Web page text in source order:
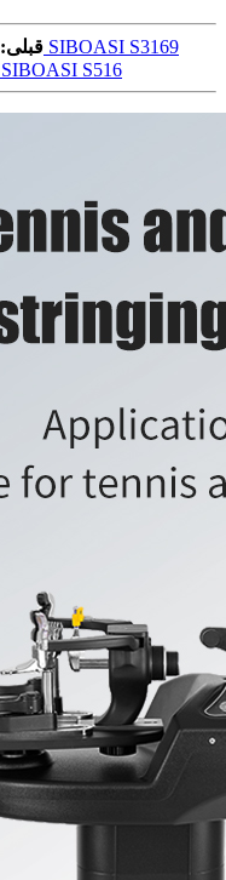
قبلی: دستگاه سیم زنی اتوماتیک حرفه ای SIBOASI S3169
دستگاه گوارش راکت بدمینتون SIBOASI S516